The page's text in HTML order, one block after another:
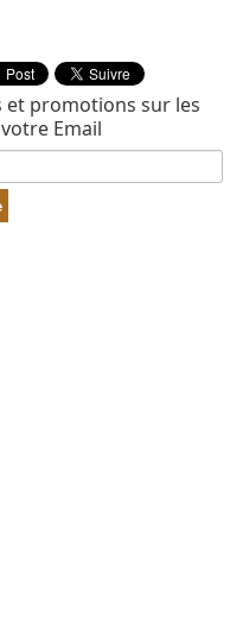
promotions sur les
Email